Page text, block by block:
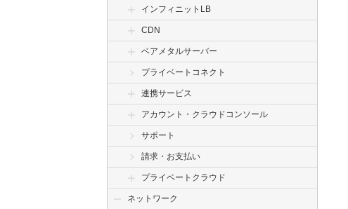
インフィニットLB
CDN
ベアメタルサーバー
プライベートコネクト
連携サービス
アカウント・クラウドコンソール
サポート
請求・お支払い
プライベートクラウド
ネットワーク